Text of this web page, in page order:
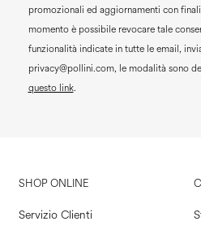
promozionali ed aggiornamenti con
momento è possibile revocare tale
funzionalità indicate in tutte le email,
privacy@pollini.com, le modalità sono
questo link.
SHOP ONLINE
Servizio Clienti